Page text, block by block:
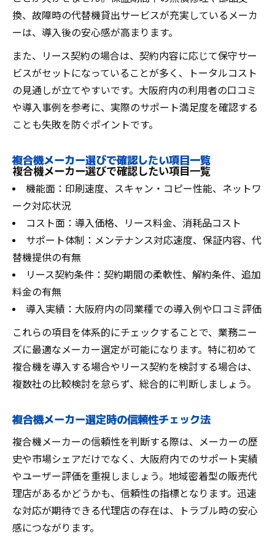
換、故障時の代替機貸出サービスが充実しているメーカ
ーは、導入後の安心感が高まります。
また、リース契約の場合は、契約内容に応じて保守サー
ビスがセットになっていることが多く、トータルコスト
の見通しが立てやすいです。大阪府内の利用者の口コミ
や導入事例を参考に、実際のサポート満足度を確認する
ことも失敗を防ぐポイントです。
複合機メーカー選びで確認したい項目一覧
複合機メーカー選びで確認したい項目一覧
機能面：印刷速度、スキャン・コピー性能、ネットワ
ーク対応状況
コスト面：導入価格、リース料金、消耗品コスト
サポート体制：メンテナンス対応速度、保証内容、代
替機提供の有無
リース契約条件：契約期間の柔軟性、解約条件、追加
料金の有無
導入実績：大阪府内の同業種での導入例や口コミ評価
これらの項目を体系的にチェックすることで、業務ニー
ズに最適なメーカー選定が可能になります。特に初めて
複合機を導入する場合やリース契約を検討する場合は、
複数社の比較検討を怠らず、総合的に判断しましょう。
複合機メーカー選定時の信頼性チェック法
複合機メーカーの信頼性を判断する際は、メーカーの歴
史や市場シェアだけでなく、大阪府内でのサポート実績
やユーザー評価を重視しましょう。地域密着型の販売代
理店があるかどうかも、信頼性の指標となります。迅速
な対応が期待できる代理店の存在は、トラブル時の安心
感につながります。